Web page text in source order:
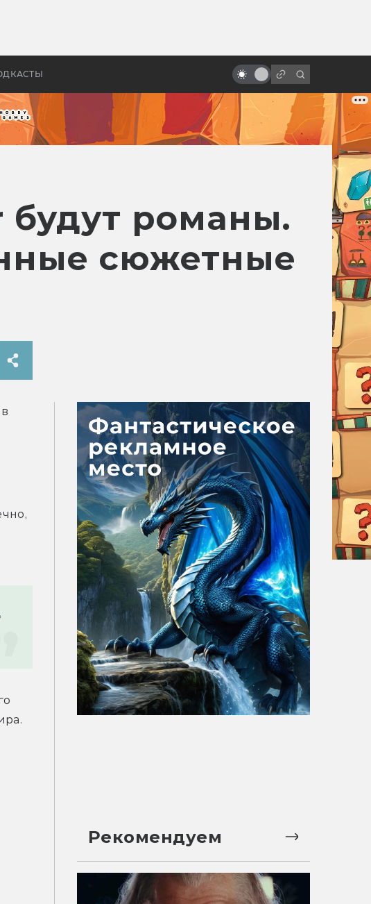
мёртвых девочек
будут романы.
сюжетные
Рекомендуем